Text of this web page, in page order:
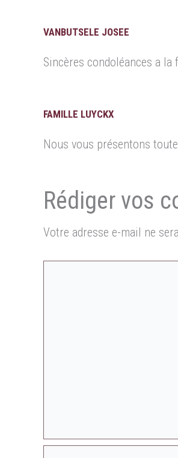
VANBUTSELE JOSEE
Sincères condoléances a la
FAMILLE LUYCKX
Nous vous présentons
Votre adresse e-mail ne